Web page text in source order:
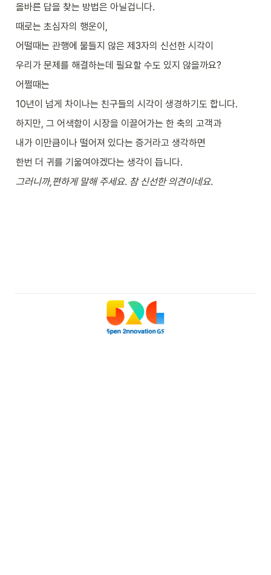
올바른 답을 찾는 방법은 아닐겁니다.
때로는 초심자의 행운이,
어떨때는 관행에 물들지 않은 제3자의 신선한 시각이
우리가 문제를 해결하는데 필요할 수도 있지 않을까요?
어쩔때는
10년이 넘게 차이나는 친구들의 시각이 생경하기도 합니다.
하지만, 그 어색함이 시장을 이끌어가는 한 축의 고객과
내가 이만큼이나 떨어져 있다는 증거라고 생각하면
한번 더 귀를 기울여야겠다는 생각이 듭니다.
그러니까,편하게 말해 주세요. 참 신선한 의견이네요.